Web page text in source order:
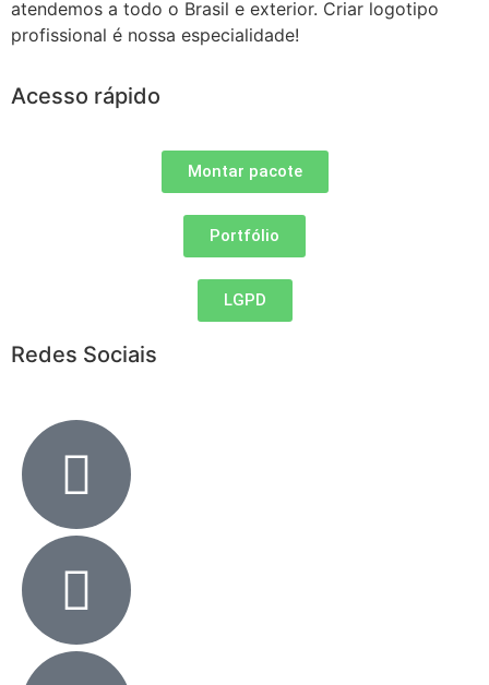
atendemos a todo o Brasil e exterior. Criar logotipo
profissional é nossa especialidade!
Acesso rápido
Montar pacote
Portfólio
LGPD
Redes Sociais